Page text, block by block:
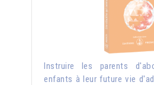
Instruire les parents
enfants à leur future vie